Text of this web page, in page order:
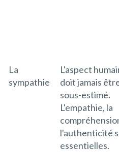
La
sympathie
L'aspect
doit jamais
sous-estimé.
L'empathie, la
l'authenticité
essentielles.